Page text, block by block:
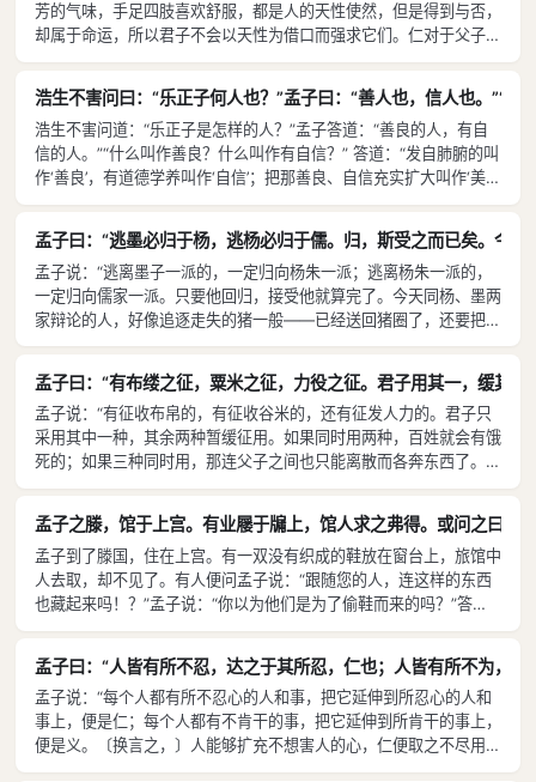
芳的气味，手足四肢喜欢舒服，都是人的天性使然，但是得到与否，
却属于命运，所以君子不会以天性为借口而强求它们。仁对于父子，
义对于君臣，礼对于宾主，智慧对于贤者，圣人对于天道，能够实现
与否，属于命运，但也是天性使然，所以君子不会以命运为借口而不
去顺从天性。”
浩生不害问曰：“乐正子何人也？”孟子曰：“善人也，信人也。”“
浩生不害问道：“乐正子是怎样的人？”孟子答道：“善良的人，有自
信的人。”“什么叫作善良？什么叫作有自信？” 答道：“发自肺腑的叫
作‘善良’，有道德学养叫作‘自信’；把那善良、自信充实扩大叫作‘美
好’；充实扩大之，使之光辉洋溢，叫作‘伟大’；将那伟大光辉化育天
良’和‘有自信’两者之中，‘美好’‘伟大’‘圣’‘神’四者之下的人物。”
孟子曰：“逃墨必归于杨，逃杨必归于儒。归，斯受之而已矣。今
孟子说：“逃离墨子一派的，一定归向杨朱一派；逃离杨朱一派的，
一定归向儒家一派。只要他回归，接受他就算完了。今天同杨、墨两
家辩论的人，好像追逐走失的猪一般——已经送回猪圈了，还要把它
的脚给绊住。”
孟子曰：“有布缕之征，粟米之征，力役之征。君子用其一，缓其
孟子说：“有征收布帛的，有征收谷米的，还有征发人力的。君子只
采用其中一种，其余两种暂缓征用。如果同时用两种，百姓就会有饿
死的；如果三种同时用，那连父子之间也只能离散而各奔东西了。”
孟子说：“诸侯的宝贝有三件：土地、百姓和政治。把珍珠美玉当作
“盆成括要死了！” 盆成括被杀，学生问道：“老师怎么会知道他将被
杀？”答道：“他这个人只有小聪明，但是未曾闻知君子的大道理，那
便足以招来杀身之祸了。”
孟子之滕，馆于上宫。有业屦于牖上，馆人求之弗得。或问之曰：
孟子到了滕国，住在上宫。有一双没有织成的鞋放在窗台上，旅馆中
人去取，却不见了。有人便问孟子说：“跟随您的人，连这样的东西
也藏起来吗！？”孟子说：“你以为他们是为了偷鞋而来的吗？”答
道：“大概不是的。〔不过〕您老人家开设的课程，〔对学生的态度
来，便也就接受了〔，那难免良莠不齐呢〕。”
孟子曰：“人皆有所不忍，达之于其所忍，仁也；人皆有所不为，
孟子说：“每个人都有所不忍心的人和事，把它延伸到所忍心的人和
事上，便是仁；每个人都有不肯干的事，把它延伸到所肯干的事上，
便是义。〔换言之，〕人能够扩充不想害人的心，仁便取之不尽用之
不竭了；人能够扩充不挖洞跳墙的心，义便取之不尽用之不竭了；人